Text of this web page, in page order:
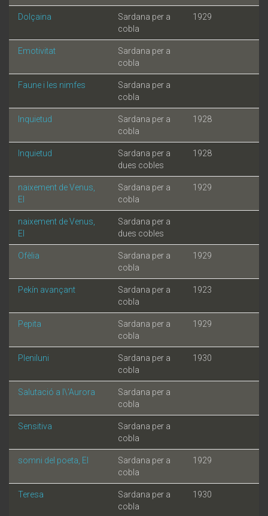
Dolçaina
Sardana per a
cobla
1929
Emotivitat
Sardana per a
cobla
Faune i les nimfes
Sardana per a
cobla
Inquietud
Sardana per a
cobla
1928
Inquietud
Sardana per a
dues cobles
1928
naixement de Venus,
El
Sardana per a
cobla
1929
naixement de Venus,
El
Sardana per a
dues cobles
Ofèlia
Sardana per a
cobla
1929
Pekín avançant
Sardana per a
cobla
1923
Pepita
Sardana per a
cobla
1929
Pleniluni
Sardana per a
cobla
1930
Salutació a l\'Aurora
Sardana per a
cobla
Sensitiva
Sardana per a
cobla
somni del poeta, El
Sardana per a
cobla
1929
Teresa
Sardana per a
cobla
1930